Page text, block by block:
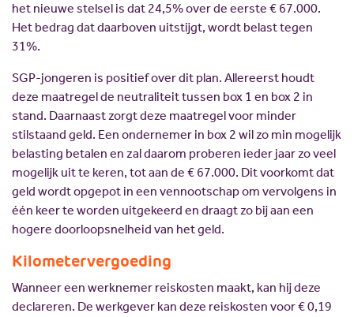
het nieuwe stelsel is dat 24,5% over de eerste € 67.000.
Het bedrag dat daarboven uitstijgt, wordt belast tegen
31%.
SGP-jongeren is positief over dit plan. Allereerst houdt
deze maatregel de neutraliteit tussen box 1 en box 2 in
stand. Daarnaast zorgt deze maatregel voor minder
stilstaand geld. Een ondernemer in box 2 wil zo min mogelijk
belasting betalen en zal daarom proberen ieder jaar zo veel
mogelijk uit te keren, tot aan de € 67.000. Dit voorkomt dat
geld wordt opgepot in een vennootschap om vervolgens in
één keer te worden uitgekeerd en draagt zo bij aan een
hogere doorloopsnelheid van het geld.
Kilometervergoeding
Wanneer een werknemer reiskosten maakt, kan hij deze
declareren. De werkgever kan deze reiskosten voor € 0,19